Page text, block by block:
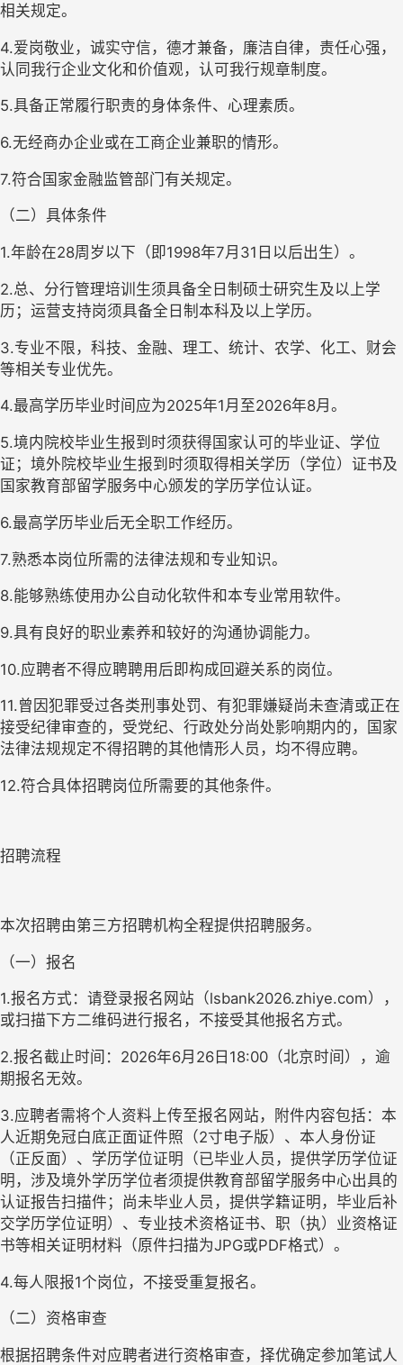
相关规定。
4.爱岗敬业，诚实守信，德才兼备，廉洁自律，责任心强，
认同我行企业文化和价值观，认可我行规章制度。
5.具备正常履行职责的身体条件、心理素质。
6.无经商办企业或在工商企业兼职的情形。
7.符合国家金融监管部门有关规定。
（二）具体条件
1.年龄在28周岁以下（即1998年7月31日以后出生）。
2.总、分行管理培训生须具备全日制硕士研究生及以上学
历；运营支持岗须具备全日制本科及以上学历。
3.专业不限，科技、金融、理工、统计、农学、化工、财会
等相关专业优先。
4.最高学历毕业时间应为2025年1月至2026年8月。
5.境内院校毕业生报到时须获得国家认可的毕业证、学位
证；境外院校毕业生报到时须取得相关学历（学位）证书及
国家教育部留学服务中心颁发的学历学位认证。
6.最高学历毕业后无全职工作经历。
7.熟悉本岗位所需的法律法规和专业知识。
8.能够熟练使用办公自动化软件和本专业常用软件。
9.具有良好的职业素养和较好的沟通协调能力。
10.应聘者不得应聘聘用后即构成回避关系的岗位。
11.曾因犯罪受过各类刑事处罚、有犯罪嫌疑尚未查清或正在
接受纪律审查的，受党纪、行政处分尚处影响期内的，国家
法律法规规定不得招聘的其他情形人员，均不得应聘。
12.符合具体招聘岗位所需要的其他条件。
招聘流程
本次招聘由第三方招聘机构全程提供招聘服务。
（一）报名
1.报名方式：请登录报名网站（lsbank2026.zhiye.com），
或扫描下方二维码进行报名，不接受其他报名方式。
2.报名截止时间：2026年6月26日18:00（北京时间），逾
期报名无效。
3.应聘者需将个人资料上传至报名网站，附件内容包括：本
人近期免冠白底正面证件照（2寸电子版）、本人身份证
（正反面）、学历学位证明（已毕业人员，提供学历学位证
明，涉及境外学历学位者须提供教育部留学服务中心出具的
认证报告扫描件；尚未毕业人员，提供学籍证明，毕业后补
交学历学位证明）、专业技术资格证书、职（执）业资格证
书等相关证明材料（原件扫描为JPG或PDF格式）。
4.每人限报1个岗位，不接受重复报名。
（二）资格审查
根据招聘条件对应聘者进行资格审查，择优确定参加笔试人